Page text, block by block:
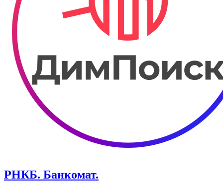
РНКБ. Банкомат.